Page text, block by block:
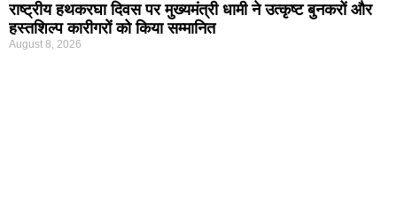
राष्ट्रीय हथकरघा दिवस पर मुख्यमंत्री धामी ने उत्कृष्ट बुनकरों और
हस्तशिल्प कारीगरों को किया सम्मानित
August 8, 2026